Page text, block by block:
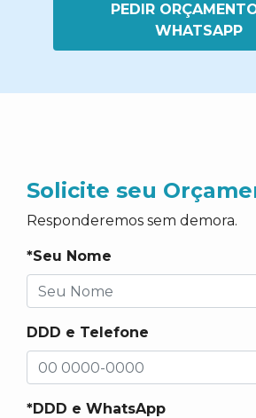
PEDIR
WHATSAPP
Solicite seu
Responderemos sem demora.
*Seu Nome
DDD e Telefone
*DDD e WhatsApp